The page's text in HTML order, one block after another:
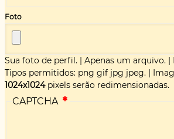
Foto
Sua foto de perfil. | Apenas um arquivo. |
Tipos permitidos: png gif jpg jpeg. |
1024x1024pixels serão redimensionadas.
CAPTCHA